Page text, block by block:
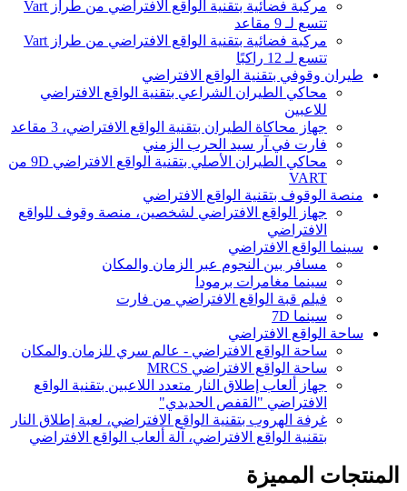
مركبة فضائية بتقنية الواقع الافتراضي من طراز Vart
تتسع لـ 9 مقاعد
مركبة فضائية بتقنية الواقع الافتراضي من طراز Vart
تتسع لـ 12 راكبًا
طيران وقوفي بتقنية الواقع الافتراضي
محاكي الطيران الشراعي بتقنية الواقع الافتراضي
للاعبين
جهاز محاكاة الطيران بتقنية الواقع الافتراضي، 3 مقاعد
فارت في آر سيد الحرب الزمني
محاكي الطيران الأصلي بتقنية الواقع الافتراضي 9D من
VART
منصة الوقوف بتقنية الواقع الافتراضي
جهاز الواقع الافتراضي لشخصين، منصة وقوف للواقع
الافتراضي
سينما الواقع الافتراضي
مسافر بين النجوم عبر الزمان والمكان
سينما مغامرات برمودا
فيلم قبة الواقع الافتراضي من فارت
سينما 7D
ساحة الواقع الافتراضي
ساحة الواقع الافتراضي - عالم سري للزمان والمكان
ساحة الواقع الافتراضي MRCS
جهاز ألعاب إطلاق النار متعدد اللاعبين بتقنية الواقع
الافتراضي "القفص الحديدي"
غرفة الهروب بتقنية الواقع الافتراضي، لعبة إطلاق النار
بتقنية الواقع الافتراضي، آلة ألعاب الواقع الافتراضي
المنتجات المميزة